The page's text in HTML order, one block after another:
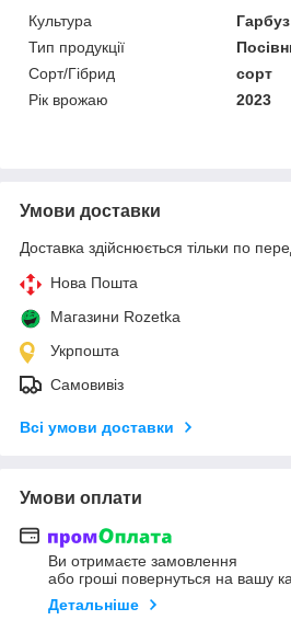
Культура
Гарбуз
Тип продукції
Сорт/Гібрид
сорт
Рік врожаю
2023
Умови доставки
Доставка здійснюється тільки по
Нова Пошта
Магазини Rozetka
Укрпошта
Самовивіз
Всі умови доставки
Умови оплати
Ви отримаєте замовлення
або гроші повернуться на вашу
Детальніше